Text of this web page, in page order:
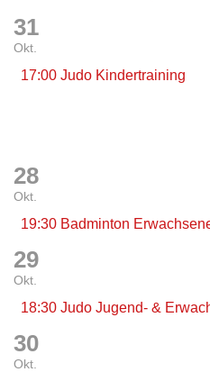
31
Okt.
17:00 Judo Kindertraining
28
Okt.
19:30 Badminton
29
Okt.
18:30 Judo Jugend- &
30
Okt.